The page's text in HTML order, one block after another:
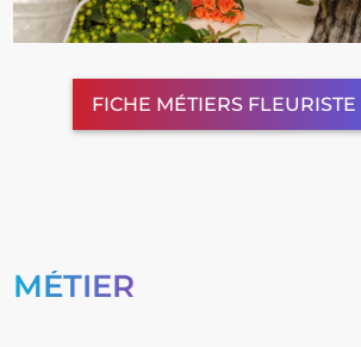
FICHE MÉTIERS FLEURISTE
MÉTIER